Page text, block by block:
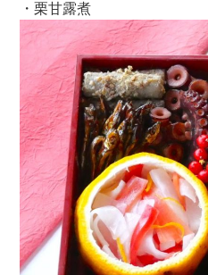
・栗甘露煮